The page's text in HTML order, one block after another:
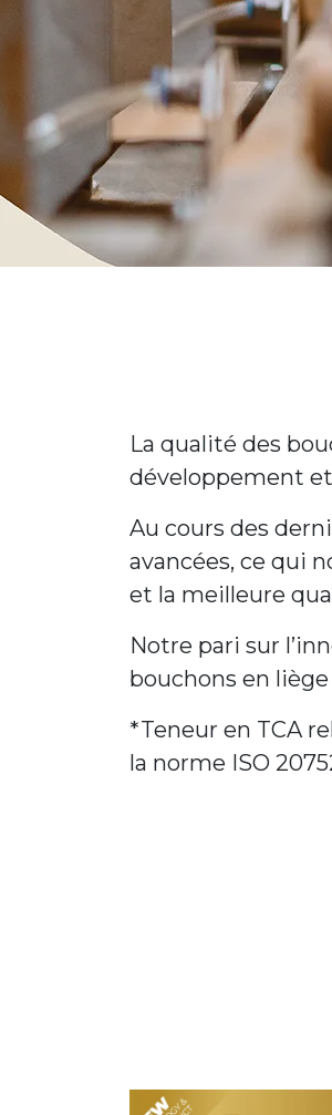
La qualité des
développement
Au cours des
avancées, ce qui
et la meilleure
Notre pari sur
bouchons en
*Teneur en TCA
la norme ISO